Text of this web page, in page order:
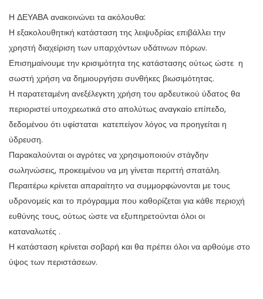
Η ΔΕΥΑΒΑ ανακοινώνει τα ακόλουθα:
Η εξακολουθητική κατάσταση της λειψυδρίας επιβάλλει την
χρηστή διαχείριση των υπαρχόντων υδάτινων πόρων.
Επισημαίνουμε την κρισιμότητα της κατάστασης ούτως ώστε η
σωστή χρήση να δημιουργήσει συνθήκες βιωσιμότητας.
Η παρατεταμένη ανεξέλεγκτη χρήση του αρδευτικού ύδατος θα
περιοριστεί υποχρεωτικά στο απολύτως αναγκαίο επίπεδο,
δεδομένου ότι υφίσταται κατεπείγον λόγος να προηγείται η
ύδρευση.
Παρακαλούνται οι αγρότες να χρησιμοποιούν στάγδην
σωληνώσεις, προκειμένου να μη γίνεται περιττή σπατάλη.
Περαιτέρω κρίνεται απαραίτητο να συμμορφώνονται με τους
υδρονομείς και το πρόγραμμα που καθορίζεται για κάθε περιοχή
ευθύνης τους, ούτως ώστε να εξυπηρετούνται όλοι οι
καταναλωτές .
Η κατάσταση κρίνεται σοβαρή και θα πρέπει όλοι να αρθούμε στο
ύψος των περιστάσεων.